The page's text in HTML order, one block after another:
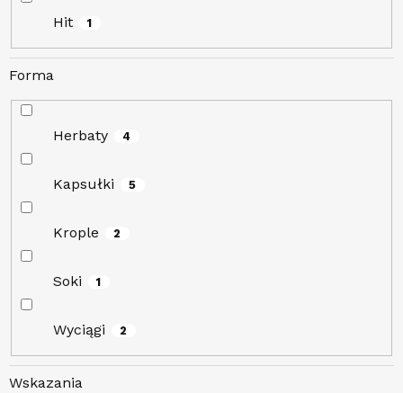
Hit 1
Forma
Herbaty 4
Kapsułki 5
Krople 2
Soki 1
Wyciągi 2
Wskazania